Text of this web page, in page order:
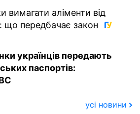
вимагати аліменти від
що передбачає закон
українців передають
паспортів:
усі новини